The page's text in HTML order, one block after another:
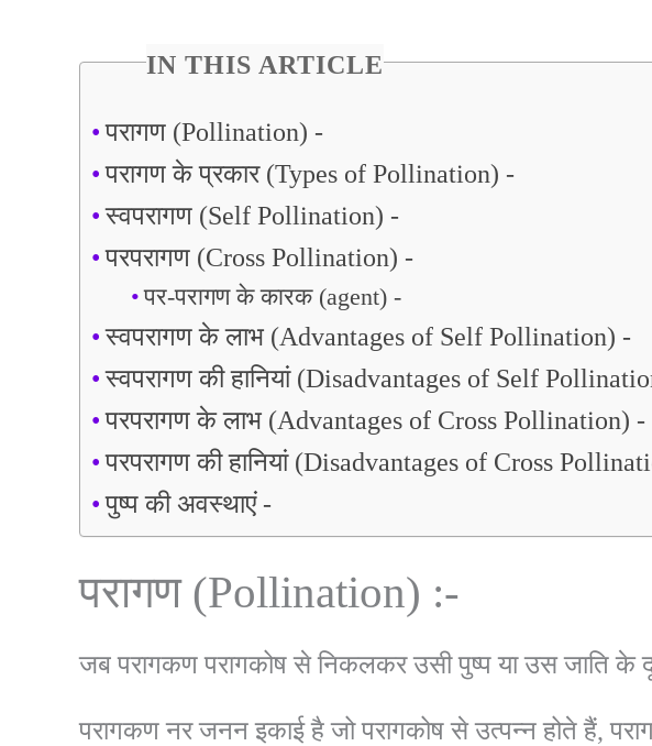
IN THIS ARTICLE
परागण (Pollination) -
परागण के प्रकार (Types of Pollination) -
स्वपरागण (Self Pollination) -
परपरागण (Cross Pollination) -
पर-परागण के कारक (agent) -
स्वपरागण के लाभ (Advantages of Self Pollination) -
स्वपरागण की हानियां (Disadvantages of Self
परपरागण के लाभ (Advantages of Cross Pollination) -
परपरागण की हानियां (Disadvantages of Cross
पुष्प की अवस्थाएं -
परागण (Pollination) :-
जब परागकण परागकोष से निकलकर उसी पुष्प या उस जाति के
परागकण नर जनन इकाई है जो परागकोष से उत्पन्न होते हैं,